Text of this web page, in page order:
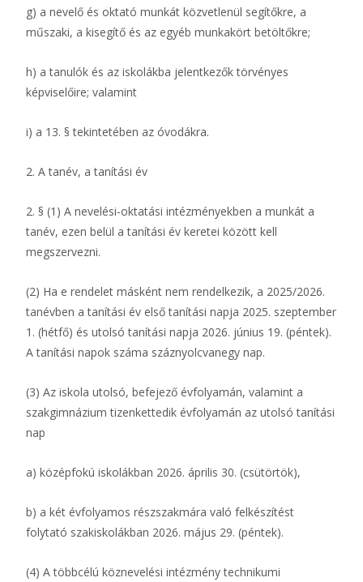
g) a nevelő és oktató munkát közvetlenül segítőkre, a
műszaki, a kisegítő és az egyéb munkakört betöltőkre;
h) a tanulók és az iskolákba jelentkezők törvényes
képviselőire; valamint
i) a 13. § tekintetében az óvodákra.
2. A tanév, a tanítási év
2. § (1) A nevelési-oktatási intézményekben a munkát a
tanév, ezen belül a tanítási év keretei között kell
megszervezni.
(2) Ha e rendelet másként nem rendelkezik, a 2025/2026.
tanévben a tanítási év első tanítási napja 2025. szeptember
1. (hétfő) és utolsó tanítási napja 2026. június 19. (péntek).
A tanítási napok száma száznyolcvanegy nap.
(3) Az iskola utolsó, befejező évfolyamán, valamint a
szakgimnázium tizenkettedik évfolyamán az utolsó tanítási
nap
a) középfokú iskolákban 2026. április 30. (csütörtök),
b) a két évfolyamos részszakmára való felkészítést
folytató szakiskolákban 2026. május 29. (péntek).
(4) A többcélú köznevelési intézmény technikumi